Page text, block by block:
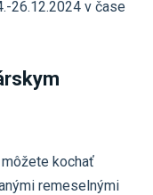
26.12.2024 v čase
kochať
remeselnými